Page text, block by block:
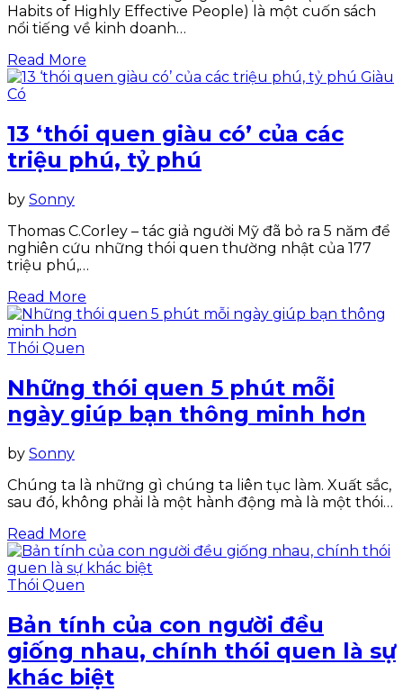
Habits of Highly Effective People) là một cuốn sách
nổi tiếng về kinh doanh…
Read More
Giàu
Có
13 ‘thói quen giàu có’ của các
triệu phú, tỷ phú
by Sonny
Thomas C.Corley – tác giả người Mỹ đã bỏ ra 5 năm để
nghiên cứu những thói quen thường nhật của 177
triệu phú,…
Read More
Thói Quen
Những thói quen 5 phút mỗi
ngày giúp bạn thông minh hơn
by Sonny
Chúng ta là những gì chúng ta liên tục làm. Xuất sắc,
sau đó, không phải là một hành động mà là một thói…
Read More
Thói Quen
Bản tính của con người đều
giống nhau, chính thói quen là sự
khác biệt